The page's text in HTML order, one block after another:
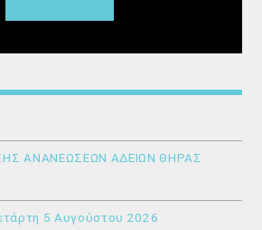
ΑΝΑΝΕΩΣΕΩΝ ΑΔΕΙΩΝ ΘΗΡΑΣ
5 Αυγούστου 2026